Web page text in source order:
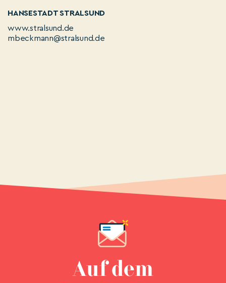
HANSESTADT STRALSUND
www.stralsund.de
mbeckmann@stralsund.de
Auf dem